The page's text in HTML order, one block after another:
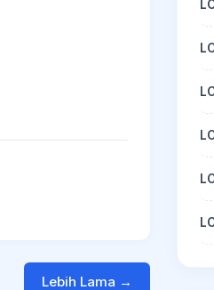
Lebih Lama →